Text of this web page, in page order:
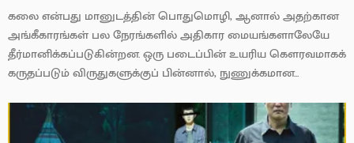
கலை என்பது மானுடத்தின் பொதுமொழி, ஆனால் அதற்கான
அங்கீகாரங்கள் பல நேரங்களில் அதிகார மையங்களாலேயே
தீர்மானிக்கப்படுகின்றன. ஒரு படைப்பின் உயரிய கௌரவமாகக்
கருதப்படும் விருதுகளுக்குப் பின்னால், நுணுக்கமான...